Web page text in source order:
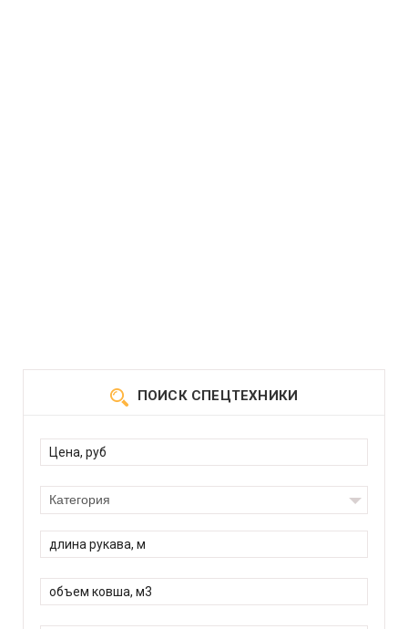
ПОИСК СПЕЦТЕХНИКИ
Категория